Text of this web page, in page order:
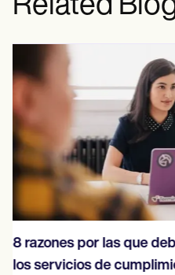
Related
Una guía completa
comunicación en